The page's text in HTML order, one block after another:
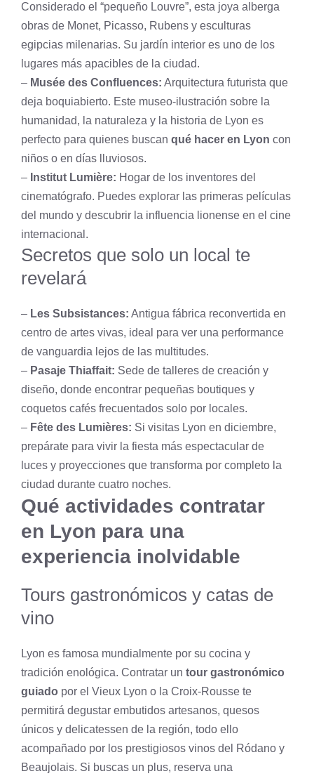
Considerado el “pequeño Louvre”, esta joya alberga
obras de Monet, Picasso, Rubens y esculturas
egipcias milenarias. Su jardín interior es uno de los
lugares más apacibles de la ciudad.
– Musée des Confluences: Arquitectura futurista que
deja boquiabierto. Este museo-ilustración sobre la
humanidad, la naturaleza y la historia de Lyon es
perfecto para quienes buscan qué hacer en Lyon con
niños o en días lluviosos.
– Institut Lumière: Hogar de los inventores del
cinematógrafo. Puedes explorar las primeras películas
del mundo y descubrir la influencia lionense en el cine
internacional.
Secretos que solo un local te
revelará
– Les Subsistances: Antigua fábrica reconvertida en
centro de artes vivas, ideal para ver una performance
de vanguardia lejos de las multitudes.
– Pasaje Thiaffait: Sede de talleres de creación y
diseño, donde encontrar pequeñas boutiques y
coquetos cafés frecuentados solo por locales.
– Fête des Lumières: Si visitas Lyon en diciembre,
prepárate para vivir la fiesta más espectacular de
luces y proyecciones que transforma por completo la
ciudad durante cuatro noches.
Qué actividades contratar
en Lyon para una
experiencia inolvidable
Tours gastronómicos y catas de
vino
Lyon es famosa mundialmente por su cocina y
tradición enológica. Contratar un tour gastronómico
guiado por el Vieux Lyon o la Croix-Rousse te
permitirá degustar embutidos artesanos, quesos
únicos y delicatessen de la región, todo ello
acompañado por los prestigiosos vinos del Ródano y
Beaujolais. Si buscas un plus, reserva una